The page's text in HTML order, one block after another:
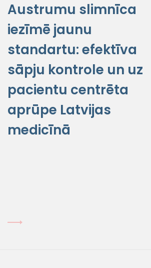
Austrumu slimnīca
iezīmē jaunu
standartu: efektīva
sāpju kontrole un uz
pacientu centrēta
aprūpe Latvijas
medicīnā